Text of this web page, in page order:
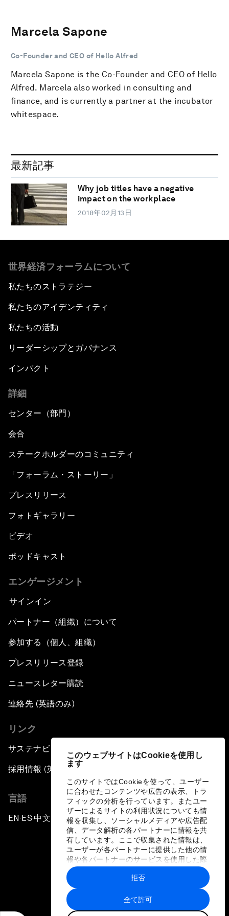
このウェブサイトはCookieを使用し
ます
このサイトではCookieを使って、ユーザー
に合わせたコンテンツや広告の表示、トラ
フィックの分析を行っています。またユー
ザーによるサイトの利用状況についても情
報を収集し、ソーシャルメディアや広告配
信、データ解析の各パートナーに情報を共
有しています。ここで収集された情報は、
ユーザーが各パートナーに提供した他の情
報や各パートナーのサービスを使用した際
に収集された情報と組み合わされ、各パー
トナーによって使用されることがありま
す。
全て許可
拒否
Marcela Sapone
Co-Founder and CEO of Hello Alfred
Marcela Sapone is the Co-Founder and CEO of Hello
Alfred. Marcela also worked in consulting and
finance, and is currently a partner at the incubator
whitespace.
最新記事
Why job titles have a negative
impact on the workplace
2018年02月13日
世界経済フォーラムについて
私たちのストラテジー
私たちのアイデンティティ
私たちの活動
リーダーシップとガバナンス
インパクト
詳細
センター（部門）
会合
ステークホルダーのコミュニティ
「フォーラム・ストーリー」
プレスリリース
フォトギャラリー
ビデオ
ポッドキャスト
エンゲージメント
サインイン
パートナー（組織）について
参加する（個人、組織）
プレスリリース登録
ニュースレター購読
連絡先 (英語のみ)
リンク
サステナビリティへの取り組み
採用情報 (英語のみ)
言語
EN ▪ES▪中文▪ 日本語
プライバシーポリシーと利用規約
サイトマップ